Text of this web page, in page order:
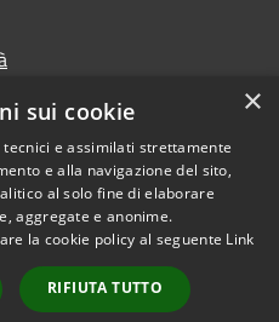
Copyright © 2026 • Provincia di
Ascoli Piceno • Powered by
Municipium•
Accesso
redazione
×
sui cookie
e assimilati strettamente
e alla navigazione del sito,
al solo fine di elaborare
aggregate e anonime.
la cookie policy al seguente Link
RIFIUTA TUTTO